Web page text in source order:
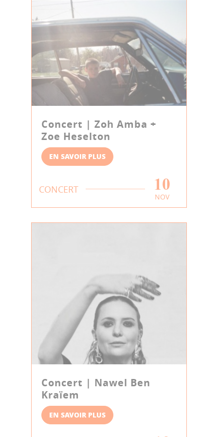
Concert | Zoh Amba +
Zoe Heselton
EN SAVOIR PLUS
CONCERT 10
NOV
Concert | Nawel Ben
Kraïem
EN SAVOIR PLUS